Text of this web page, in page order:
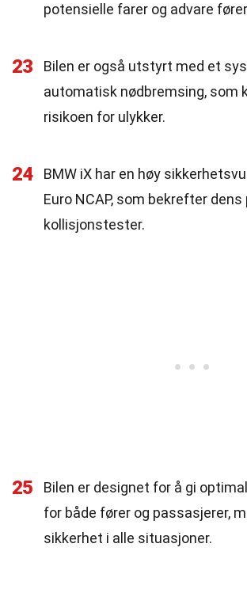
potensielle farer og advare
23
Bilen er også utstyrt med et
automatisk nødbremsing, som
risikoen for ulykker.
24
BMW iX har en høy
Euro NCAP, som bekrefter
kollisjonstester.
25
Bilen er designet for å gi
for både fører og passasjerer,
sikkerhet i alle situasjoner.